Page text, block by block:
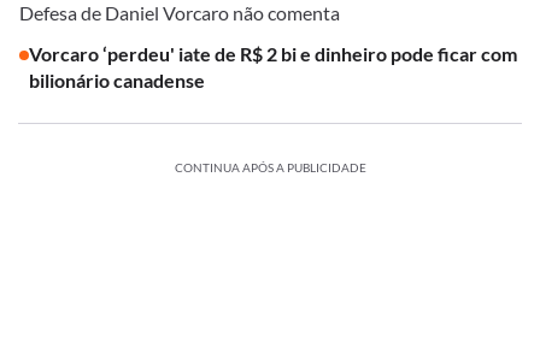
Defesa de Daniel Vorcaro não comenta
Vorcaro ‘perdeu' iate de R$ 2 bi e dinheiro pode ficar com
bilionário canadense
CONTINUA APÓS A PUBLICIDADE